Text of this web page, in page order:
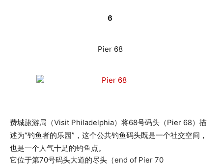
6
Pier 68
费城旅游局（Visit Philadelphia）将68号码头（Pier 68）描
述为“钓鱼者的乐园”，这个公共钓鱼码头既是一个社交空间，
也是一个人气十足的钓鱼点。
它位于第70号码头大道的尽头（end of Pier 70